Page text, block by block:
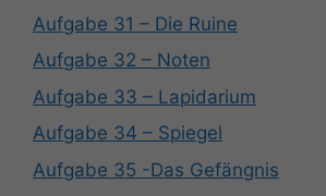
Aufgabe 31 – Die Ruine
Aufgabe 32 – Noten
Aufgabe 33 – Lapidarium
Aufgabe 34 – Spiegel
Aufgabe 35 -Das Gefängnis